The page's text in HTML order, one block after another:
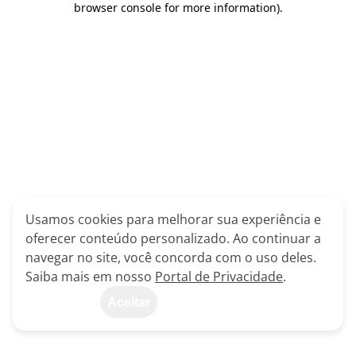
browser console for more information).
Usamos cookies para melhorar sua experiência e
oferecer conteúdo personalizado. Ao continuar a
navegar no site, você concorda com o uso deles.
Saiba mais em nosso Portal de Privacidade.